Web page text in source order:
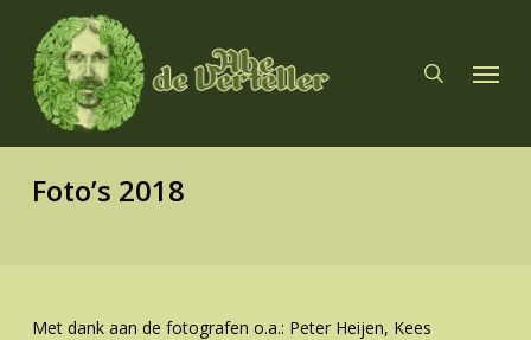
main
content
Menu
Foto’s 2018
Met dank aan de fotografen o.a.: Peter Heijen, Kees